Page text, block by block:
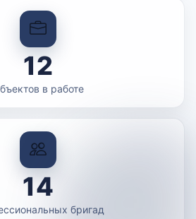
12
в работе
14
бригад